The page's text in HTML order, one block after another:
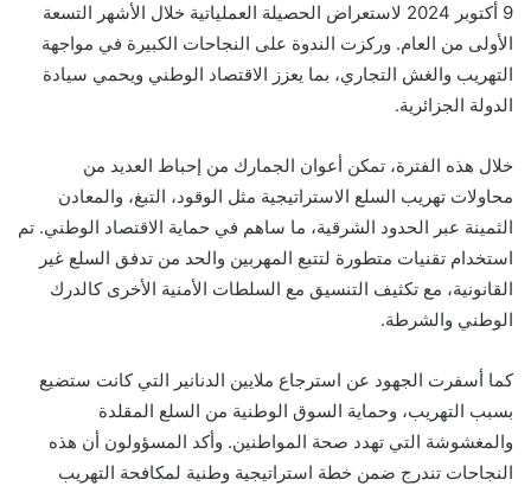
9 أكتوبر 2024 لاستعراض الحصيلة العملياتية خلال الأشهر التسعة
الأولى من العام. وركزت الندوة على النجاحات الكبيرة في مواجهة
التهريب والغش التجاري، بما يعزز الاقتصاد الوطني ويحمي سيادة
الدولة الجزائرية.
خلال هذه الفترة، تمكن أعوان الجمارك من إحباط العديد من
محاولات تهريب السلع الاستراتيجية مثل الوقود، التبغ، والمعادن
الثمينة عبر الحدود الشرقية، ما ساهم في حماية الاقتصاد الوطني. تم
استخدام تقنيات متطورة لتتبع المهربين والحد من تدفق السلع غير
القانونية، مع تكثيف التنسيق مع السلطات الأمنية الأخرى كالدرك
الوطني والشرطة.
كما أسفرت الجهود عن استرجاع ملايين الدنانير التي كانت ستضيع
بسبب التهريب، وحماية السوق الوطنية من السلع المقلدة
والمغشوشة التي تهدد صحة المواطنين. وأكد المسؤولون أن هذه
النجاحات تندرج ضمن خطة استراتيجية وطنية لمكافحة التهريب